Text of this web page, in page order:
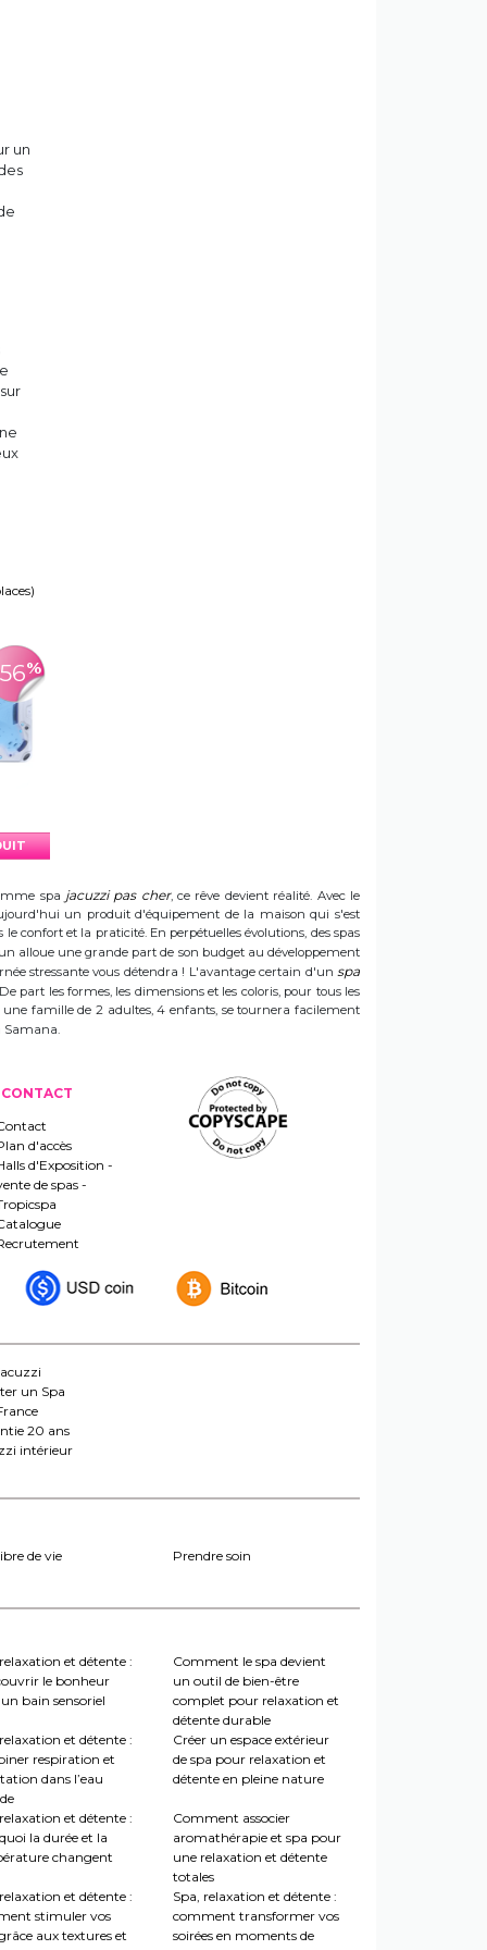
un
%
spa jacuzzi pas cher, ce rêve devient réalité. Avec le
un produit d'équipement de la maison qui s'est
confort et la praticité. En perpétuelles évolutions, des spas
alloue une grande part de son budget au développement
stressante vous détendra ! L'avantage certain d'un spa
part les formes, les dimensions et les coloris, pour tous les
une famille de 2 adultes, 4 enfants, se tournera facilement
Samana.
CONTACT
d'accès
d'Exposition -
de spas -
un Spa
20 ans
intérieur
de vie
Prendre soin
et détente :
le bonheur
bain sensoriel
Comment le spa devient
un outil de bien-être
complet pour relaxation et
détente durable
et détente :
respiration et
dans l’eau
Créer un espace extérieur
de spa pour relaxation et
détente en pleine nature
et détente :
la durée et la
changent
Comment associer
aromathérapie et spa pour
une relaxation et détente
totales
et détente :
stimuler vos
aux textures et
Spa, relaxation et détente :
comment transformer vos
soirées en moments de